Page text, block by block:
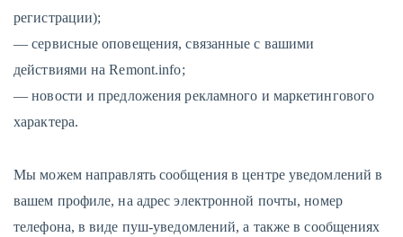
регистрации);
— сервисные оповещения, связанные с вашими
действиями на Remont.info;
— новости и предложения рекламного и маркетингового
характера.
Мы можем направлять сообщения в центре уведомлений в
вашем профиле, на адрес электронной почты, номер
телефона, в виде пуш-уведомлений, а также в сообщениях